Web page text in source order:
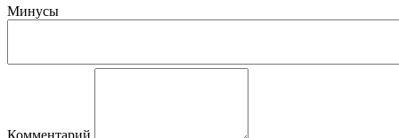
Минусы
Комментарий